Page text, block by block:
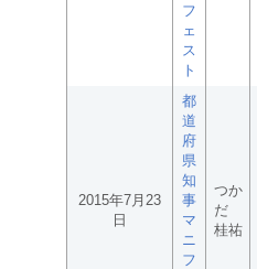
フ
ェ
ス
ト
2015年7月23
日
都
道
府
県
知
事
マ
ニ
フ
つか
だ
桂祐